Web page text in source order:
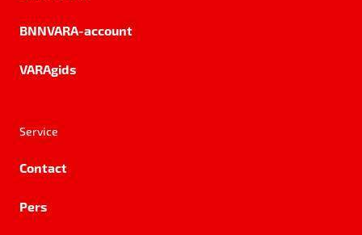
BNNVARA-account
VARAgids
Service
Contact
Pers